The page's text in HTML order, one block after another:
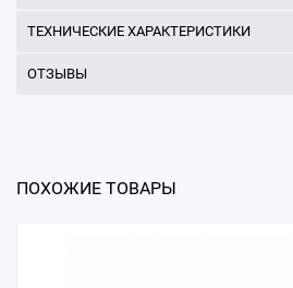
ТЕХНИЧЕСКИЕ ХАРАКТЕРИСТИКИ
ОТЗЫВЫ
ПОХОЖИЕ ТОВАРЫ